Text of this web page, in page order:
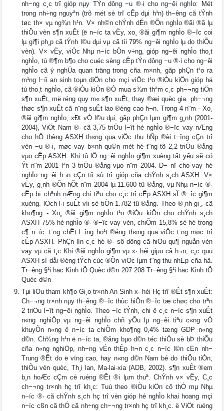
nh−ng c¸c trî gióp nµy TÝn dông −u ®·i cho ng−êi nghÌo: Mét
trong nh÷ng nguyªn (trõ mét sè trî cÊp dµi h¹n) th−êng cã tÝnh
tøc th× vµ ng¾n h¹n. V× nh©n chÝnh dÉn ®Õn nghÌo ®ãi ®ã lµ
thiÕu vèn s¶n xuÊt (ë n−íc ta vËy, xo¸ ®ãi gi¶m nghÌo ®−îc coi
lµ gi¶i ph¸p cã tÝnh l©u dµi vµ cã tíi 79% ng−êi nghÌo lµ do thiÕu
vèn). V× vËy, viÖc Nhµ n−íc bÒn v÷ng, gióp ng−êi nghÌo tho¸t
nghÌo, tù ®¶m b¶o cho cuéc sèng cÊp tÝn dông −u ®·i cho ng−êi
nghÌo cã ý nghÜa quan träng trong cña m×nh, gãp phÇn t¹o ra
m¹ng l−íi an sinh toµn diÖn cho mçi viÖc t¹o ®iÒu kiÖn gióp hä
tù tho¸t nghÌo, cã ®iÒu kiÖn ®Ó mua s¾m thªm c¸c ph−¬ng tiÖn
s¶n xuÊt, më réng quy m« s¶n xuÊt, thay ®æi quèc gia. ph−¬ng
thøc s¶n xuÊt cã n¨ng suÊt lao ®éng cao h¬n. Trong 4 n¨m - Xo¸
®ãi gi¶m nghÌo, xÐt vÒ l©u dµi, gãp phÇn lµm gi¶m g¸nh (2001-
2004), ViÖt Nam ®· cã 3,75 triÖu l−ît hé nghÌo ®−îc vay nÆng
cho hÖ thèng ASXH th«ng qua viÖc thu hÑp ®èi t−îng cÇn trî
vèn −u ®·i, møc vay b×nh qu©n mét hé t¨ng tõ 2,2 triÖu ®ång
vµo cÊp ASXH. Khi tû lÖ ng−êi nghÌo gi¶m xuèng tất yếu sẽ có
Ýt n¨m 2001 lªn 3 triÖu ®ång vµo n¨m 2004. D− nî cho vay hé
nghÌo ng−êi h¬n cÇn tíi sù trî gióp cña chÝnh s¸ch ASXH. V×
vËy, g¸nh ®Õn hÕt n¨m 2004 lµ 11.600 tû ®ång, vµ Nhµ n−íc ®·
cÊp bï chªnh nÆng chi tiªu cho c¸c trî cÊp ASXH sÏ ®−îc gi¶m
xuèng. lÖch l·i suÊt víi sè tiÒn 1.782 tû ®ång. Theo ®¸nh gi¸, cã
kho¶ng - Xo¸ ®ãi gi¶m nghÌo t¹o ®iÒu kiÖn cho chÝnh s¸ch
ASXH 75% hé nghÌo ®· ®−îc vay vèn, chiÕm 15,8% sè hé trong
c¶ n−íc. t¨ng chÊt l−îng ho¹t ®éng th«ng qua viÖc t¨ng møc trî
cÊp ASXH. PhÇn lín c¸c hé ®· sö dông cã hiÖu qu¶ nguån vèn
vay vµ cã t¸c Khi ®ãi nghÌo gi¶m vµ x· héi giµu cã h¬n, c¸c quü
ASXH sÏ dåi ®éng tÝch cùc ®Õn viÖc lµm t¨ng thu nhËp cña hä.
Tr−êng §¹i häc Kinh tÕ Quèc d©n 207 208 Tr−êng §¹i häc Kinh tÕ
Quèc d©n
Tμi liÖu tham kh¶o Gi¸o tr×nh An Sinh x∙ héi Hç trî ®Êt s¶n xuÊt:
Ch−¬ng tr×nh nµy th−êng ®−îc thùc hiÖn ®−îc tæ chøc cho trªn
2 triÖu l−ît ng−êi nghÌo. Theo −íc tÝnh, chi ë c¸c n−íc s¶n xuÊt
n«ng nghiÖp vµ ng−êi nghÌo chñ yÕu lµ ng−êi tiªu c«ng vÒ
khuyÕn n«ng ë n−íc ta chiÕm kho¶ng 0,4% tæng GDP n«ng
d©n. Ch¼ng h¹n ë n−íc ta, ®ång bµo d©n téc thiÓu sè bÞ thiÕu
cña n«ng nghiÖp, nh−ng vÉn thÊp h¬n c¸c n−íc l©n cËn nh−
Trung ®Êt do ë vïng cao, hay n«ng d©n Nam bé do thiÕu tiÒn,
thiÕu vèn quèc, Th¸i lan, Ma-lai-xia (ADB, 2002). s¶n xuÊt ®em
b¸n hoÆc cÇm cè ruéng ®Êt ®i lµm thuª. ChÝnh v× vËy, C¸c
ch−¬ng tr×nh hç trî kh¸c: Tuú theo ®iÒu kiÖn cô thÓ mµ Nhµ
n−íc ®· cã chÝnh s¸ch hç trî vèn gióp hé nghÌo khai hoang mçi
n−íc cßn cã thÓ cã nh÷ng ch−¬ng tr×nh hç trî kh¸c. ë ViÖt ruéng